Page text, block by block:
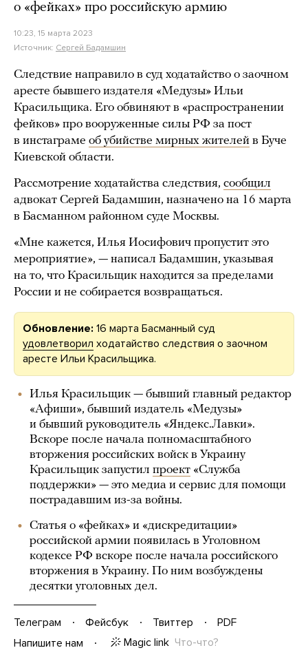
о «фейках» про российскую армию
10:23, 15 марта 2023
Источник: Сергей Бадамшин
Следствие направило в суд ходатайство о заочном
аресте бывшего издателя «Медузы» Ильи
Красильщика. Его обвиняют в «распространении
фейков» про вооруженные силы РФ за пост
в инстаграме об убийстве мирных жителей в Буче
Киевской области.
Рассмотрение ходатайства следствия, сообщил
адвокат Сергей Бадамшин, назначено на 16 марта
в Басманном районном суде Москвы.
«Мне кажется, Илья Иосифович пропустит это
мероприятие», — написал Бадамшин, указывая
на то, что Красильщик находится за пределами
России и не собирается возвращаться.
Обновление: 16 марта Басманный суд
удовлетворил ходатайство следствия о заочном
аресте Ильи Красильщика.
Илья Красильщик — бывший главный редактор
«Афиши», бывший издатель «Медузы»
и бывший руководитель «Яндекс.Лавки».
Вскоре после начала полномасштабного
вторжения российских войск в Украину
Красильщик запустил проект «Служба
поддержки» — это медиа и сервис для помощи
пострадавшим из-за войны.
Статья о «фейках» и «дискредитации»
российской армии появилась в Уголовном
кодексе РФ вскоре после начала российского
вторжения в Украину. По ним возбуждены
десятки уголовных дел.
Телеграм Фейсбук Твиттер
PDF
Напишите нам
Magic link Что-что?